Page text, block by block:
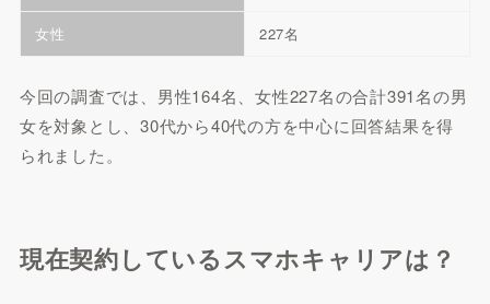
女性 227名
今回の調査では、男性164名、女性227名の合計391名の男
女を対象とし、30代から40代の方を中心に回答結果を得
られました。
現在契約しているスマホキャリアは？